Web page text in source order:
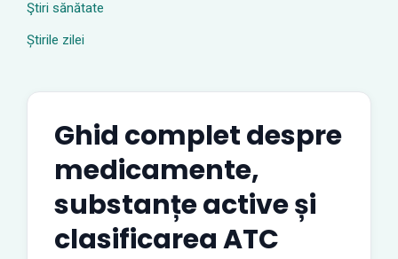
Ştiri sănătate
Știrile zilei
Ghid complet despre
medicamente,
substanțe active și
clasificarea ATC